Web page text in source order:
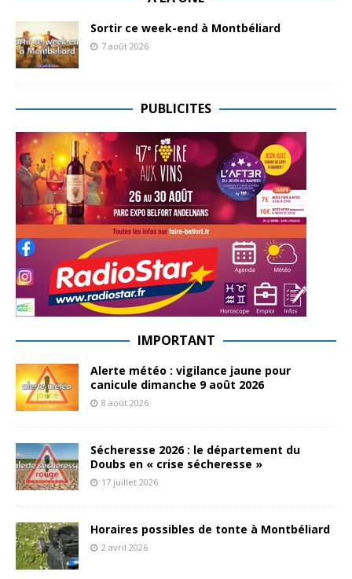
Sortir ce week-end à Montbéliard
7 août 2026
PUBLICITES
IMPORTANT
Alerte météo : vigilance jaune pour
canicule dimanche 9 août 2026
8 août 2026
Sécheresse 2026 : le département du
Doubs en « crise sécheresse »
17 juillet 2026
Horaires possibles de tonte à Montbéliard
2 avril 2026